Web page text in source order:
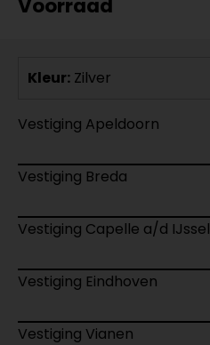
Kleur: Zilver
Vestiging Apeldoorn
Vestiging Breda
Vestiging Capelle a/d IJssel
Vestiging Eindhoven
Vestiging Vianen